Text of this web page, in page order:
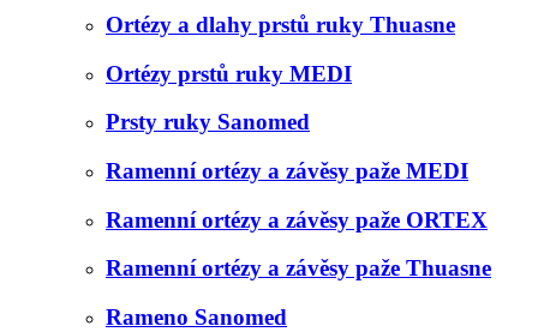
Ortézy a dlahy prstů ruky Thuasne
Ortézy prstů ruky MEDI
Prsty ruky Sanomed
Ramenní ortézy a závěsy paže MEDI
Ramenní ortézy a závěsy paže ORTEX
Ramenní ortézy a závěsy paže Thuasne
Rameno Sanomed